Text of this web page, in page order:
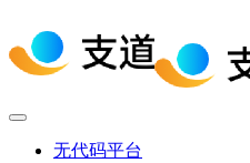
无代码平台